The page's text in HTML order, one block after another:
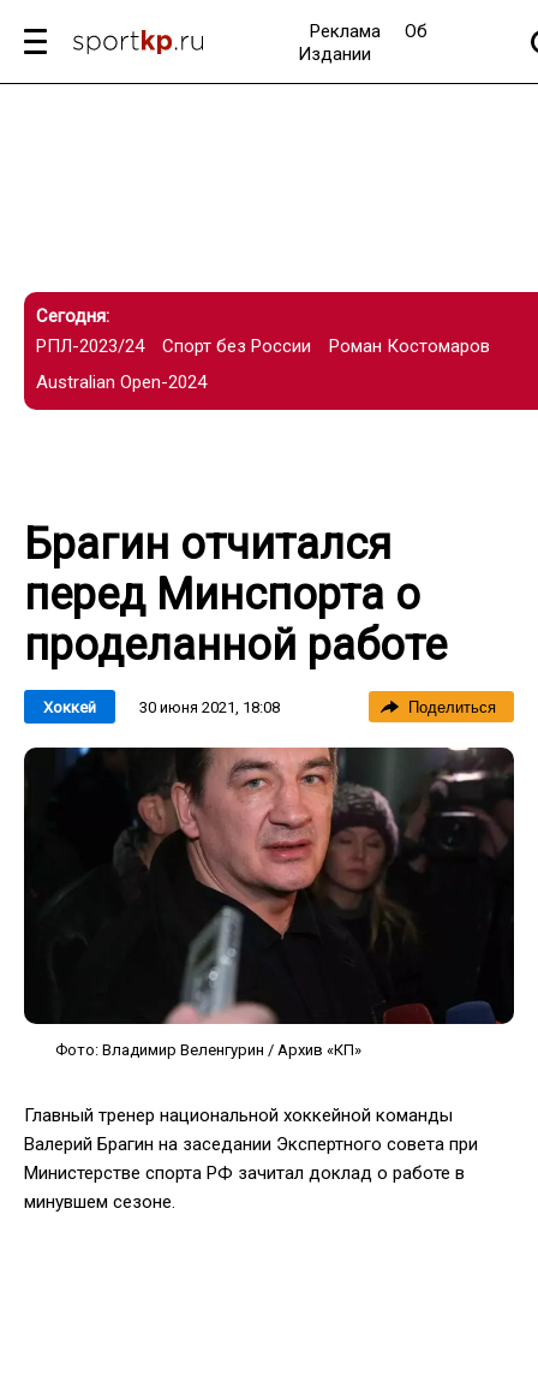
Реклама
Об
Издании
Сегодня:
РПЛ-2023/24
Спорт без России
Роман Костомаров
Australian Open-2024
Брагин отчитался
перед Минспорта о
проделанной работе
Хоккей 30 июня 2021, 18:08 Поделиться
Фото: Владимир Веленгурин / Архив «КП»
Главный тренер национальной хоккейной команды
Валерий Брагин на заседании Экспертного совета при
Министерстве спорта РФ зачитал доклад о работе в
минувшем сезоне.